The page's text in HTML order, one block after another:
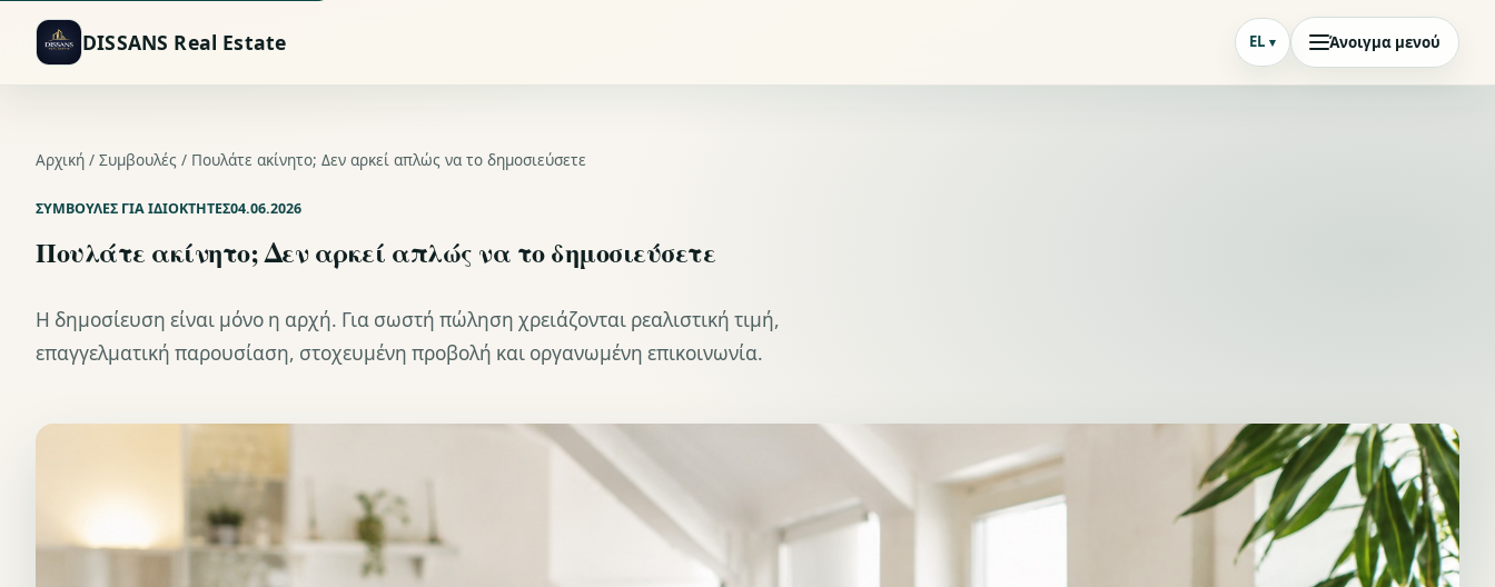
DISSANS Real Estate EL Άνοιγμα μενού
Αρχική / Συμβουλές / Πουλάτε ακίνητο; Δεν αρκεί απλώς να το δημοσιεύσετε
ΣΥΜΒΟΥΛΈΣ ΓΙΑ ΙΔΙΟΚΤΉΤΕΣ04.06.2026
Πουλάτε ακίνητο; Δεν αρκεί απλώς να το δημοσιεύσετε
Η δημοσίευση είναι μόνο η αρχή. Για σωστή πώληση χρειάζονται ρεαλιστική τιμή,
επαγγελματική παρουσίαση, στοχευμένη προβολή και οργανωμένη επικοινωνία.